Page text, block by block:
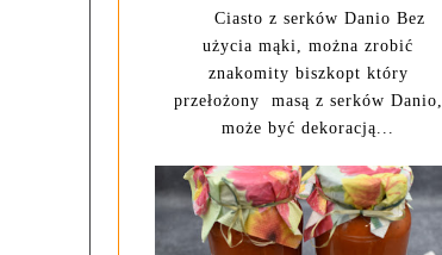
Ciasto z serków Danio Bez
użycia mąki, można zrobić
znakomity biszkopt który
przełożony masą z serków Danio,
może być dekoracją...